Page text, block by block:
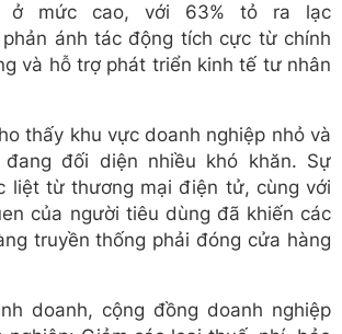
ở mức cao, với 63% tỏ ra lạc
ánh tác động tích cực từ chính
và hỗ trợ phát triển kinh tế tư nhân
thấy khu vực doanh nghiệp nhỏ và
đối diện nhiều khó khăn. Sự
liệt từ thương mại điện tử, cùng với
của người tiêu dùng đã khiến các
truyền thống phải đóng cửa hàng
doanh, cộng đồng doanh nghiệp